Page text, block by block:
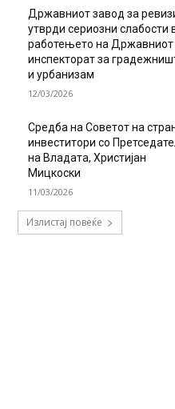
Државниот завод за
утврди сериозни слабости
работењето на Државниот
инспекторат за
и урбанизам
12/03/2026
Средба на Советот на
инвеститори со
на Владата, Христијан
Мицкоски
11/03/2026
Излистај повеќе